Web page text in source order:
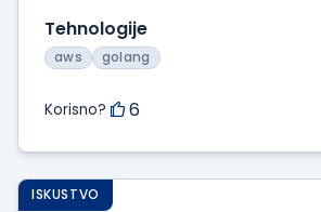
Tehnologije
aws golang
Korisno? 6
ISKUSTVO